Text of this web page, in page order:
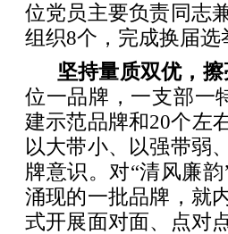
位党员主要负责同志
组织8个，完成换届
坚持量质双优，擦
位一品牌，一支部一
建示范品牌和20个左
以大带小、以强带弱
牌意识。对“清风廉
涌现的一批品牌，就
式开展面对面、点对